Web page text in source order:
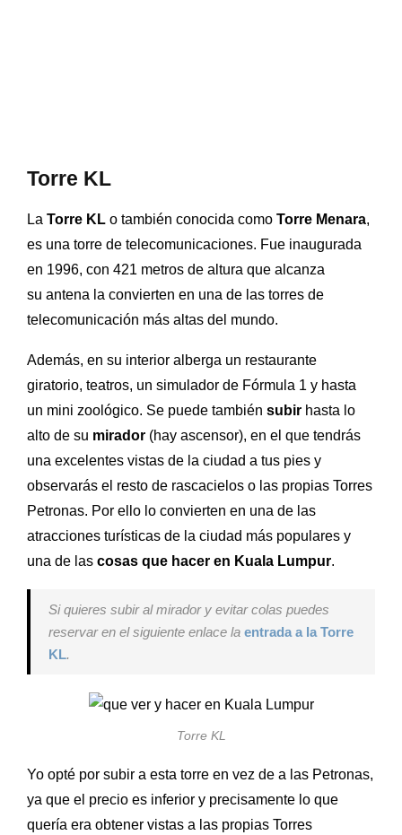
Torre KL
La Torre KL o también conocida como Torre Menara,
es una torre de telecomunicaciones. Fue inaugurada
en 1996, con 421 metros de altura que alcanza
su antena la convierten en una de las torres de
telecomunicación más altas del mundo.
Además, en su interior alberga un restaurante
giratorio, teatros, un simulador de Fórmula 1 y hasta
un mini zoológico. Se puede también subir hasta lo
alto de su mirador (hay ascensor), en el que tendrás
una excelentes vistas de la ciudad a tus pies y
observarás el resto de rascacielos o las propias Torres
Petronas. Por ello lo convierten en una de las
atracciones turísticas de la ciudad más populares y
una de las cosas que hacer en Kuala Lumpur.
Si quieres subir al mirador y evitar colas puedes
reservar en el siguiente enlace la entrada a la Torre
KL.
Torre KL
Yo opté por subir a esta torre en vez de a las Petronas,
ya que el precio es inferior y precisamente lo que
quería era obtener vistas a las propias Torres